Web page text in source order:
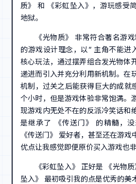
质》 和 《彩虹坠入》，游玩感受
地狱。
《光物质》 非常符合著名游
的游戏设计理念，以” 主角不能进
核心玩法，通过摆弄组合发光物体
递进而引入并充分利用新机制。在
机制，过关之后能获得巨大的成就
个小时，但是游戏体验非常饱满。
现游戏内无处不在的反派冷笑话和
是继承了 《传送门》 的精髓，
《传送门》 爱好者，甚至还在游
优点让我感觉即便原价买入游戏也非
《彩虹坠入》 正好是 《光物
坠入》 最初吸引我的点是优秀的美